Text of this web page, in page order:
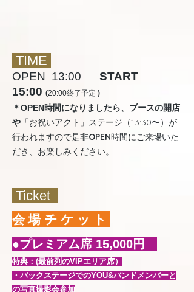
TIME
OPEN 13:00 START
15:00 (20:00終了予定 )
＊OPEN時間になりましたら、ブースの開店
や 「お祝いアクト」ステージ（13:30〜）が
行われますので是非OPEN時間にご来場いた
だき、お楽しみください。
Ticket
会場チケット
●プレミアム席 15,000円
特典：(最前列のVIPエリア席）
・バックステージでのYOU&バンドメンバーと
の写真撮影会参加